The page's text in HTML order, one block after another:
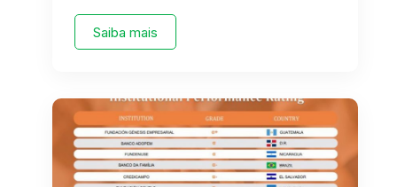
Saiba mais